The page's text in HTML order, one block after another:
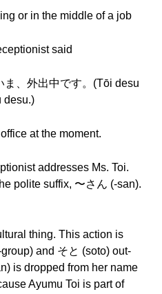
or in the middle of a job
said
ま、外出中です。(Tōi desu
desu.)
at the moment.
addresses Ms. Toi.
polite suffix, 〜さん (-san).
thing. This action is
and そと (soto) out-
is dropped from her name
Ayumu Toi is part of